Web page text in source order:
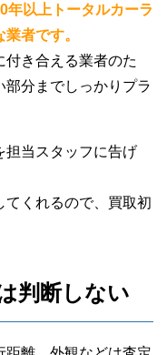
年以上トータルカーラ
者です。
き合える業者のた
分までしっかりプラ
担当スタッフに告げ
くれるので、買取初
判断しない